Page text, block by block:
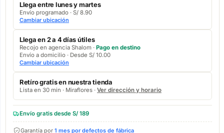
Llega entre lunes y martes
Envío programado · S/ 8.90
Cambiar ubicación
Llega en 2 a 4 días útiles
Recojo en agencia Shalom · Pago en destino
Envío a domicilio · Desde S/ 10.00
Cambiar ubicación
Retíro gratis en nuestra tienda
Lista en 30 min · Miraflores · Ver dirección y horario
Envío gratis desde S/ 189
Garantía por 1 mes por defectos de fábrica